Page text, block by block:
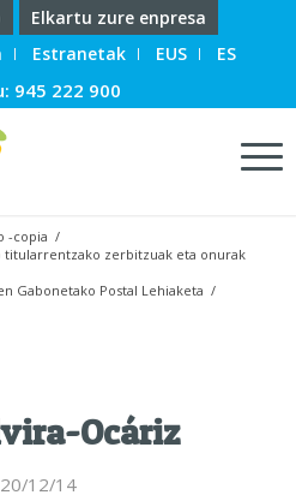
Elkartu zure enpresa
Estranetak EUS ES
945 222 900
-copia /
titularrentzako zerbitzuak eta onurak
Gabonetako Postal Lehiaketa /
Ocáriz
12/14